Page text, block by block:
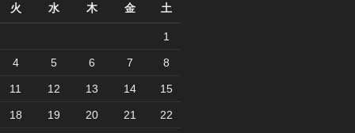
火
水 木 金 土
1
4 5 6 7 8
11 12 13 14 15
18 19 20 21 22